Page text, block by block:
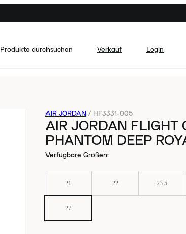
Produkte durchsuchen Verkauf Login
AIR JORDAN / HF3331-005
AIR JORDAN FLIGHT
PHANTOM DEEP
Verfügbare Größen:
21 22 23.5
27